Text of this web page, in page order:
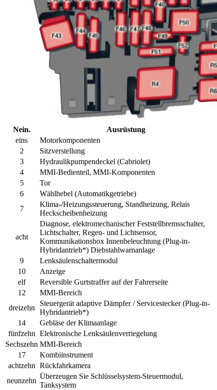
Nein.
Ausrüstung
eins
Motorkomponenten
2
Sitzverstellung
3
Hydraulikpumpendeckel (Cabriolet)
4
MMI-Bedienteil, MMI-Komponenten
5
Tor
6
Wählhebel (Automatikgetriebe)
7
Klima-/Heizungssteuerung, Standheizung, Relais
Heckscheibenheizung
acht
Diagnose, elektromechanischer Feststellbremsschalter,
Lichtschalter, Regen- und Lichtsensor,
Kommunikationsbox Innenbeleuchtung (Plug-in-
Hybridantrieb*) Diebstahlwarnanlage
9
Lenksäulenschaltermodul
10
Anzeige
elf
Reversible Gurtstraffer auf der Fahrerseite
12
MMI-Bereich
dreizehn
Steuergerät adaptive Dämpfer / Servicestecker (Plug-in-
Hybridantrieb*)
14
Gebläse der Klimaanlage
fünfzehn Elektronische Lenksäulenverriegelung
Sechszehn MMI-Bereich
17
Kombiinstrument
achtzehn Rückfahrkamera
neunzehn
Überzeugen Sie Schlüsselsystem-Steuermodul,
Tanksystem